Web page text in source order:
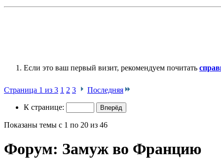
Если это ваш первый визит, рекомендуем почитать
Страница 1 из 3 1 2 3 Последняя
К странице:
Показаны темы с 1 по 20 из 46
Форум: Замуж во Францию